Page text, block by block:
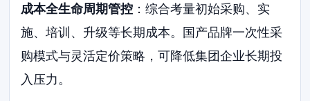
成本全生命周期管控 ：综合考量初始采购、实
施、培训、升级等长期成本。国产品牌一次性采
购模式与灵活定价策略，可降低集团企业长期投
入压力。